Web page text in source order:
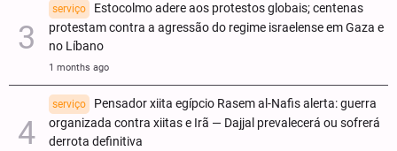
serviço
Estocolmo adere aos protestos globais; centenas
protestam contra a agressão do regime israelense em Gaza e
no Líbano
1 months ago
serviço
Pensador xiita egípcio Rasem al-Nafis alerta: guerra
organizada contra xiitas e Irã — Dajjal prevalecerá ou sofrerá
derrota definitiva